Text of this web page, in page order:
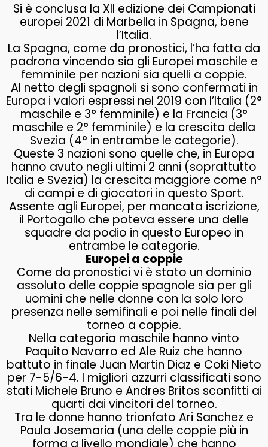
Si è conclusa la XII edizione dei Campionati
europei 2021 di Marbella in Spagna, bene
l’Italia.
La Spagna, come da pronostici, l’ha fatta da
padrona vincendo sia gli Europei maschile e
femminile per nazioni sia quelli a coppie.
Al netto degli spagnoli si sono confermati in
Europa i valori espressi nel 2019 con l’Italia (2°
maschile e 3° femminile) e la Francia (3°
maschile e 2° femminile) e la crescita della
Svezia (4° in entrambe le categorie).
Queste 3 nazioni sono quelle che, in Europa
hanno avuto negli ultimi 2 anni (soprattutto
Italia e Svezia) la crescita maggiore come n°
di campi e di giocatori in questo Sport.
Assente agli Europei, per mancata iscrizione,
il Portogallo che poteva essere una delle
squadre da podio in questo Europeo in
entrambe le categorie.
Europei a coppie
Come da pronostici vi è stato un dominio
assoluto delle coppie spagnole sia per gli
uomini che nelle donne con la solo loro
presenza nelle semifinali e poi nelle finali del
torneo a coppie.
Nella categoria maschile hanno vinto
Paquito Navarro ed Ale Ruiz che hanno
battuto in finale Juan Martin Diaz e Coki Nieto
per 7-5/6-4. I migliori azzurri classificati sono
stati Michele Bruno e Andres Britos sconfitti ai
quarti dai vincitori del torneo.
Tra le donne hanno trionfato Ari Sanchez e
Paula Josemaria (una delle coppie più in
forma a livello mondiale) che hanno